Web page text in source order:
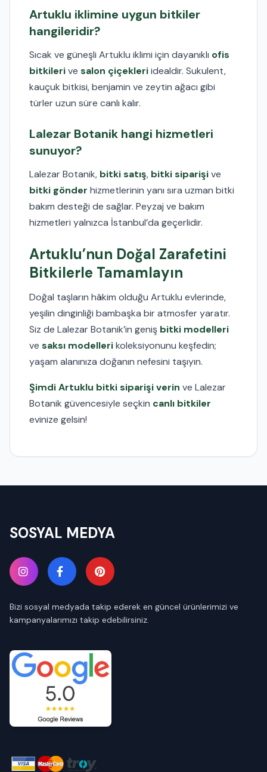
Artuklu iklimine uygun bitkiler
hangileridir?
Sıcak ve güneşli Artuklu iklimi için dayanıklı ofis
bitkilerive salon çiçekleriidealdir. Sukulent,
kauçuk bitkisi, benjamin ve zeytin ağacı gibi
türler uzun süre canlı kalır.
Lalezar Botanik hangi hizmetleri
sunuyor?
Lalezar Botanik, bitki satış, bitki siparişive
bitki gönder hizmetlerinin yanı sıra uzman bitki
bakım desteği de sağlar. Peyzaj ve bakım
hizmetleri yalnızca İstanbul’da geçerlidir.
Artuklu’nun Doğal Zarafetini
Bitkilerle Tamamlayın
Doğal taşların hâkim olduğu Artuklu evlerinde,
yeşilin dinginliği bambaşka bir atmosfer yaratır.
Siz de Lalezar Botanik’in geniş bitki modelleri
ve saksı modellerikoleksiyonunu keşfedin;
yaşam alanınıza doğanın nefesini taşıyın.
Şimdi Artuklu bitki siparişi verin ve Lalezar
Botanik güvencesiyle seçkin canlı bitkiler
evinize gelsin!
SOSYAL MEDYA
Bizi sosyal medyada takip ederek en güncel ürünlerimizi ve
kampanyalarımızı takip edebilirsiniz.